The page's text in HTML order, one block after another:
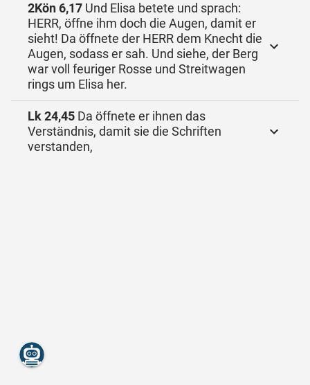
2Kön 6,17 Und Elisa betete und sprach:
HERR, öffne ihm doch die Augen, damit er
sieht! Da öffnete der HERR dem Knecht die
Augen, sodass er sah. Und siehe, der Berg
war voll feuriger Rosse und Streitwagen
rings um Elisa her.
Lk 24,45 Da öffnete er ihnen das
Verständnis, damit sie die Schriften
verstanden,